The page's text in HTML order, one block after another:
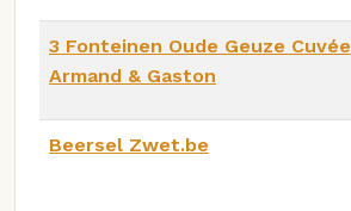
3 Fonteinen Oude Geuze Cuvée
Armand & Gaston
Beersel Zwet.be